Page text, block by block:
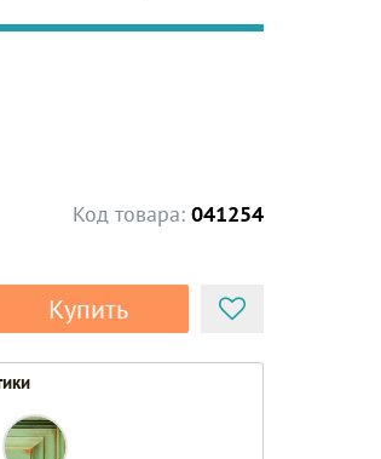
Код товара: 041254
Купить